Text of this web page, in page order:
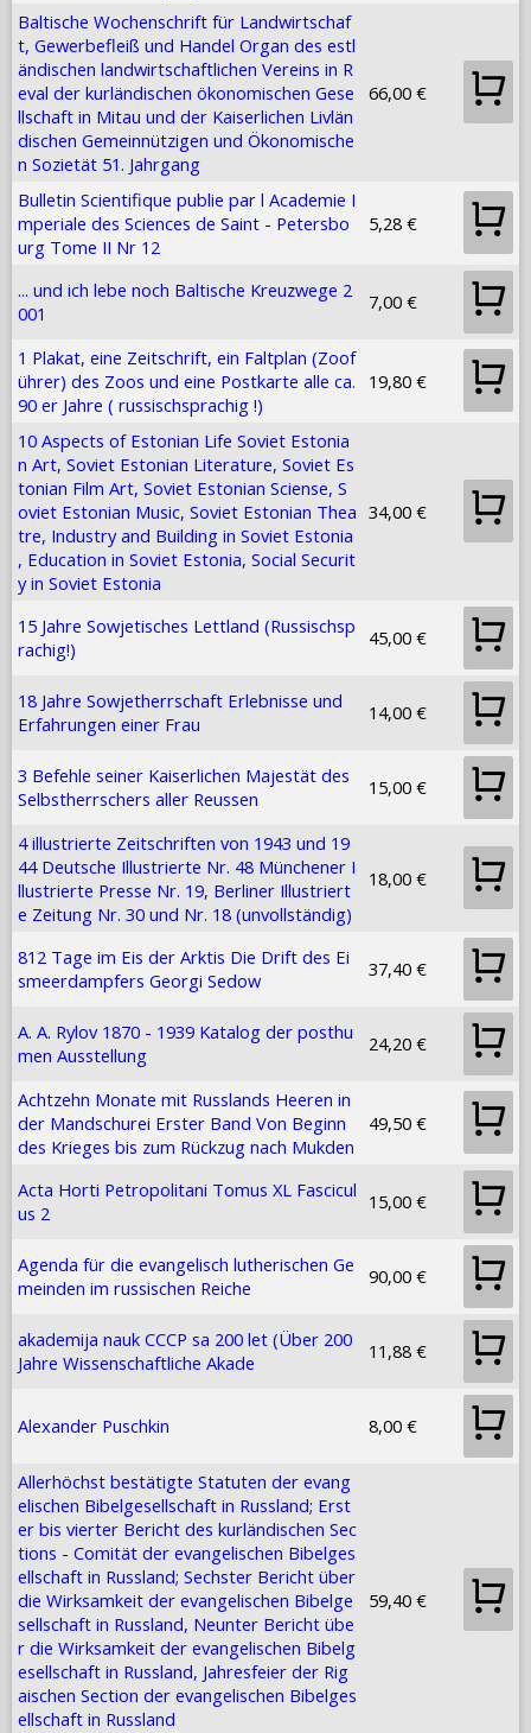
Baltische Wochenschrift für Landwirtschaf
t, Gewerbefleiß und Handel Organ des estl
ändischen landwirtschaftlichen Vereins in R
eval der kurländischen ökonomischen Gese
llschaft in Mitau und der Kaiserlichen Livlän
dischen Gemeinnützigen und Ökonomische
n Sozietät 51. Jahrgang
66,00 €
Bulletin Scientifique publie par l Academie I
mperiale des Sciences de Saint - Petersbo
urg Tome II Nr 12
5,28 €
... und ich lebe noch Baltische Kreuzwege 2
001
7,00 €
1 Plakat, eine Zeitschrift, ein Faltplan (Zoof
ührer) des Zoos und eine Postkarte alle ca.
90 er Jahre ( russischsprachig !)
19,80 €
10 Aspects of Estonian Life Soviet Estonia
n Art, Soviet Estonian Literature, Soviet Es
tonian Film Art, Soviet Estonian Sciense, S
oviet Estonian Music, Soviet Estonian Thea
tre, Industry and Building in Soviet Estonia
, Education in Soviet Estonia, Social Securit
y in Soviet Estonia
34,00 €
15 Jahre Sowjetisches Lettland (Russischsp
rachig!)
45,00 €
18 Jahre Sowjetherrschaft Erlebnisse und
Erfahrungen einer Frau
14,00 €
3 Befehle seiner Kaiserlichen Majestät des
Selbstherrschers aller Reussen
15,00 €
4 illustrierte Zeitschriften von 1943 und 19
44 Deutsche Illustrierte Nr. 48 Münchener I
llustrierte Presse Nr. 19, Berliner Illustriert
e Zeitung Nr. 30 und Nr. 18 (unvollständig)
18,00 €
812 Tage im Eis der Arktis Die Drift des Ei
smeerdampfers Georgi Sedow
37,40 €
A. A. Rylov 1870 - 1939 Katalog der posthu
men Ausstellung
24,20 €
Achtzehn Monate mit Russlands Heeren in
der Mandschurei Erster Band Von Beginn
des Krieges bis zum Rückzug nach Mukden
49,50 €
Acta Horti Petropolitani Tomus XL Fascicul
us 2
15,00 €
Agenda für die evangelisch lutherischen Ge
meinden im russischen Reiche
90,00 €
akademija nauk CCCP sa 200 let (Über 200
Jahre Wissenschaftliche Akade
11,88 €
Alexander Puschkin 8,00 €
Allerhöchst bestätigte Statuten der evang
elischen Bibelgesellschaft in Russland; Erst
er bis vierter Bericht des kurländischen Sec
tions - Comität der evangelischen Bibelges
ellschaft in Russland; Sechster Bericht über
die Wirksamkeit der evangelischen Bibelge
sellschaft in Russland, Neunter Bericht übe
r die Wirksamkeit der evangelischen Bibelg
esellschaft in Russland, Jahresfeier der Rig
aischen Section der evangelischen Bibelges
ellschaft in Russland
59,40 €